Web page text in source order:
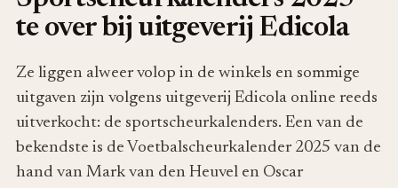
te over bij uitgeverij Edicola
Ze liggen alweer volop in de winkels en sommige
uitgaven zijn volgens uitgeverij Edicola online reeds
uitverkocht: de sportscheurkalenders. Een van de
bekendste is de Voetbalscheurkalender 2025 van de
hand van Mark van den Heuvel en Oscar